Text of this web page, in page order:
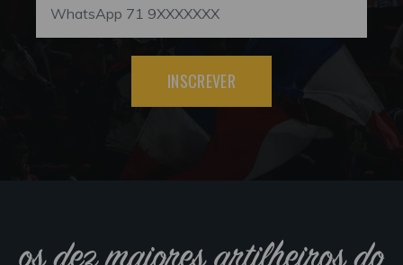
INSCREVER
os dez maiores artilheiros do